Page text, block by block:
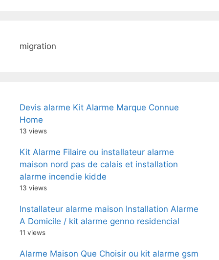
migration
Devis alarme Kit Alarme Marque Connue
Home
13 views
Kit Alarme Filaire ou installateur alarme
maison nord pas de calais et installation
alarme incendie kidde
13 views
Installateur alarme maison Installation Alarme
A Domicile / kit alarme genno residencial
11 views
Alarme Maison Que Choisir ou kit alarme gsm